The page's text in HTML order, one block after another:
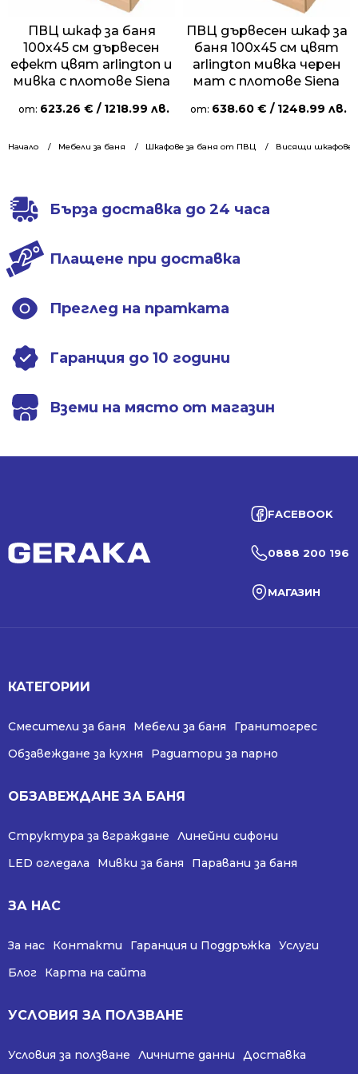
Начало Мебели за баня Шкафове за баня от ПВЦ Висящи шкафове
ПВЦ шкаф за баня
100х45 см дървесен
ефект цвят arlington и
мивка с плотове Siena
от: 623.26 € / 1218.99 лв.
ПВЦ дървесен шкаф за
баня 100х45 см цвят
arlington мивка черен
мат с плотове Siena
от: 638.60 € / 1248.99 лв.
Бърза доставка до 24 часа
Плащене при доставка
Преглед на пратката
Гаранция до 10 години
Вземи на място от магазин
FACEBOOK
0888 200 196
МАГАЗИН
КАТЕГОРИИ
Смесители за баня Мебели за баня
Гранитогрес
Обзавеждане за кухня
Радиатори за парно
ОБЗАВЕЖДАНЕ ЗА БАНЯ
Структура за вграждане
Линейни сифони
LED огледала
Мивки за баня Паравани за баня
ЗА НАС
За нас Контакти Гаранция и Поддръжка
Услуги
Блог
Карта на сайта
УСЛОВИЯ ЗА ПОЛЗВАНЕ
Условия за ползване Личните данни Доставка